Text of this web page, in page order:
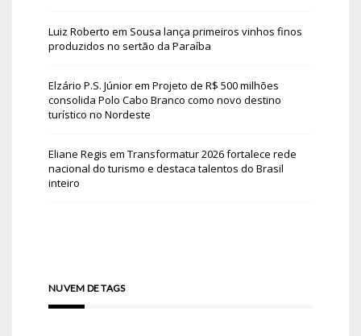
Luiz Roberto em Sousa lança primeiros vinhos finos
produzidos no sertão da Paraíba
Elzário P.S. Júniorem Projeto de R$ 500 milhões
consolida Polo Cabo Branco como novo destino
turístico no Nordeste
Eliane Regis em Transformatur 2026 fortalece rede
nacional do turismo e destaca talentos do Brasil
inteiro
NUVEM DE TAGS